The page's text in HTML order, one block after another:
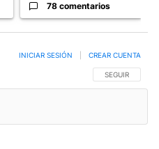
78 comentarios
SIGA ESTA
SEGUIR
INICIAR SESIÓN CREAR CUENTA